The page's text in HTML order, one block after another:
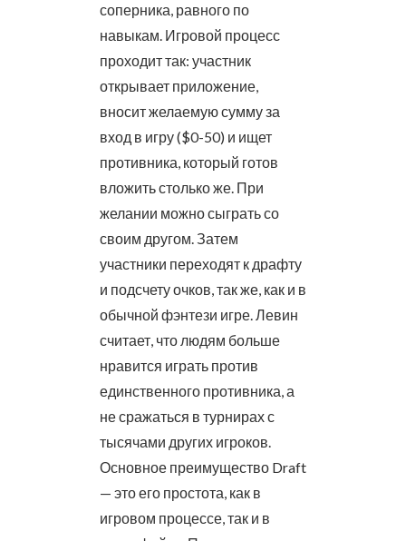
соперника, равного по
навыкам. Игровой процесс
проходит так: участник
открывает приложение,
вносит желаемую сумму за
вход в игру ($0-50) и ищет
противника, который готов
вложить столько же. При
желании можно сыграть со
своим другом. Затем
участники переходят к драфту
и подсчету очков, так же, как и в
обычной фэнтези игре. Левин
считает, что людям больше
нравится играть против
единственного противника, а
не сражаться в турнирах с
тысячами других игроков.
Основное преимущество Draft
— это его простота, как в
игровом процессе, так и в